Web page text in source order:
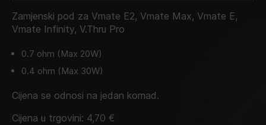
Zamjenski pod za Vmate E2, Vmate Max, Vmate E,
Vmate Infinity, V.Thru Pro
0.7 ohm (Max 20W)
0.4 ohm (Max 30W)
Cijena se odnosi na jedan komad.
Cijena u trgovini: 4,70 €